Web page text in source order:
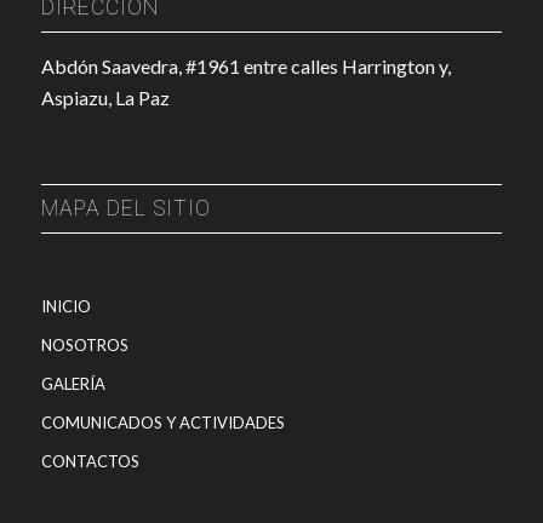
DIRECCIÓN
Abdón Saavedra, #1961 entre calles Harrington y,
Aspiazu, La Paz
MAPA DEL SITIO
INICIO
NOSOTROS
GALERÍA
COMUNICADOS Y ACTIVIDADES
CONTACTOS